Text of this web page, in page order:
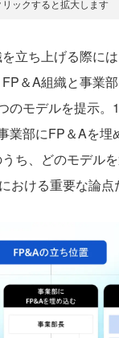
リックすると拡大します
立ち上げる際に
＆A組織と事業
のモデルを提示。
業部にFP＆Aを埋
ち、どのモデル
おける重要な論点